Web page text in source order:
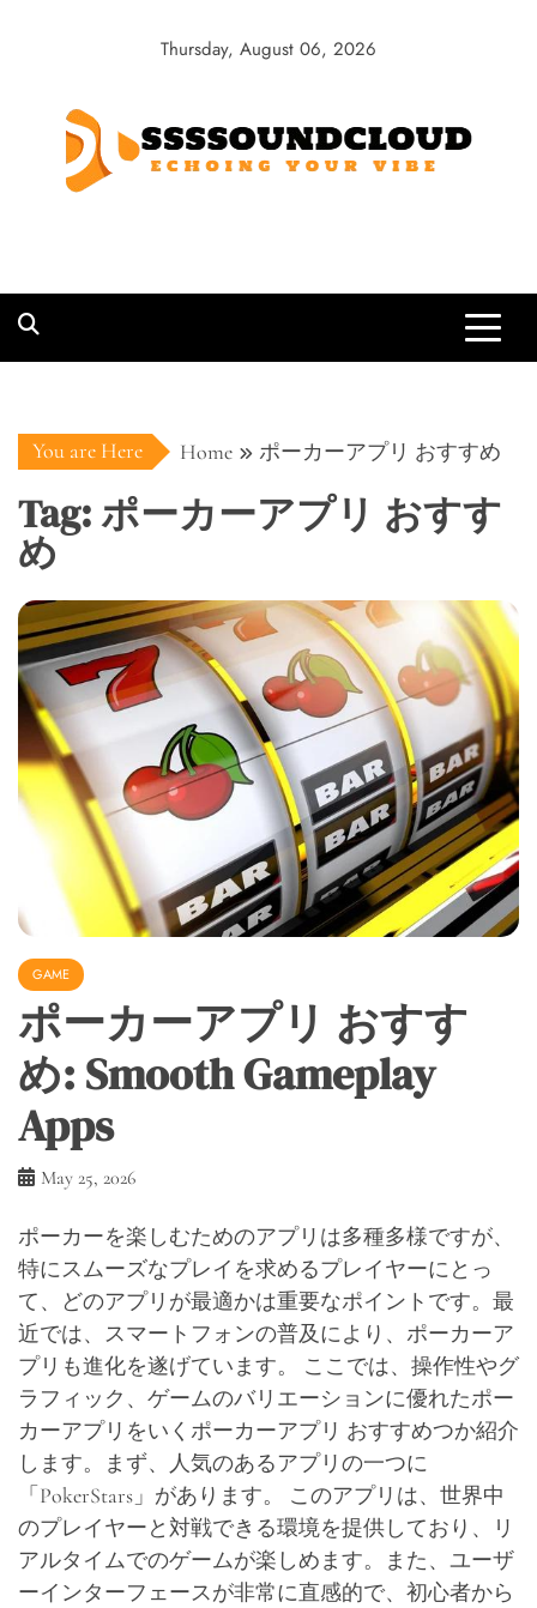
Thursday, August 06, 2026
You are Here Home ポーカーアプリ おすすめ
Tag:ポーカーアプリ おすす
め
GAME
ポーカーアプリ おすす
め: Smooth Gameplay
Apps
May 25, 2026
ポーカーを楽しむためのアプリは多種多様ですが、
特にスムーズなプレイを求めるプレイヤーにとっ
て、どのアプリが最適かは重要なポイントです。最
近では、スマートフォンの普及により、ポーカーア
プリも進化を遂げています。 ここでは、操作性やグ
ラフィック、ゲームのバリエーションに優れたポー
カーアプリをいくポーカーアプリ おすすめつか紹介
します。まず、人気のあるアプリの一つに
「PokerStars」があります。 このアプリは、世界中
のプレイヤーと対戦できる環境を提供しており、リ
アルタイムでのゲームが楽しめます。また、ユーザ
ーインターフェースが非常に直感的で、初心者から